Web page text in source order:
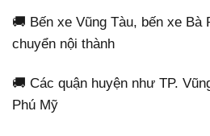
🚚 Bến xe Vũng Tàu, bến xe Bà
chuyển nội thành
🚚 Các quận huyện như TP.
Phú Mỹ